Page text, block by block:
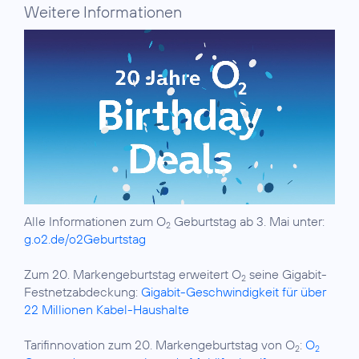
Weitere Informationen
Alle Informationen zum O2 Geburtstag ab 3. Mai unter:
g.o2.de/o2Geburtstag
Zum 20. Markengeburtstag erweitert O2 seine Gigabit-
Festnetzabdeckung: Gigabit-Geschwindigkeit für über
22 Millionen Kabel-Haushalte
Tarifinnovation zum 20. Markengeburtstag von O2: O2